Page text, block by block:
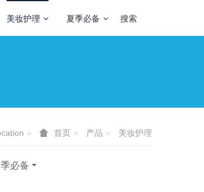
美妆护理 夏季必备 搜索
首页 产品 美妆护理
必备